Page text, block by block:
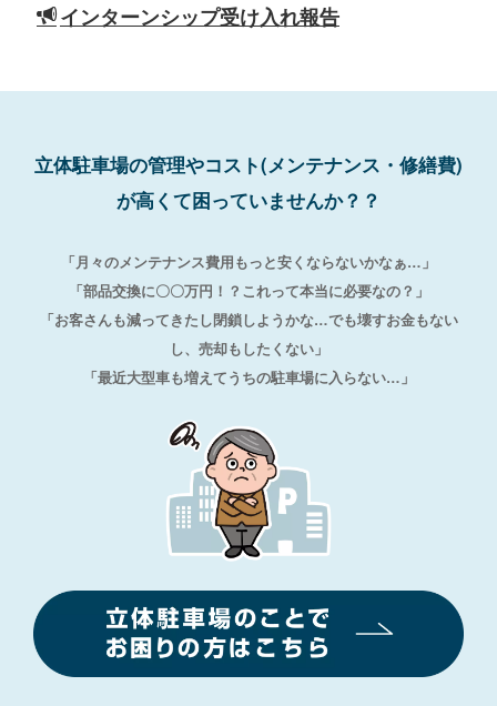
インターンシップ受け入れ報告
立体駐車場の管理やコスト(メンテナンス・修繕費)
が高くて困っていませんか？？
「月々のメンテナンス費用もっと安くならないかなぁ…」
「部品交換に〇〇万円！？これって本当に必要なの？」
「お客さんも減ってきたし閉鎖しようかな…でも壊すお金もない
し、売却もしたくない」
「最近大型車も増えてうちの駐車場に入らない…」